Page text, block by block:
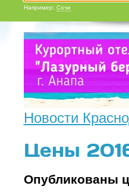
Например: Сочи
Новости
Цены
Опубликованы